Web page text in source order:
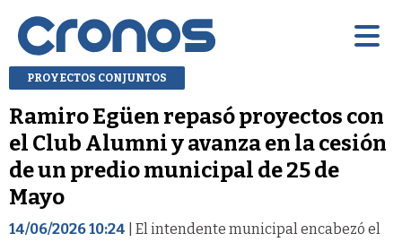
PROYECTOS CONJUNTOS
Ramiro Egüen repasó proyectos con
el Club Alumni y avanza en la cesión
de un predio municipal de 25 de
Mayo
14/06/2026 10:24 | El intendente municipal encabezó el